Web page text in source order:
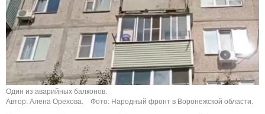
Один из аварийных балконов.
Автор: Алена Орехова.
Фото: Народный фронт в Воронежской области.